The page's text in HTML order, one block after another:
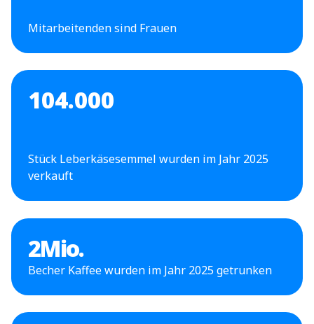
Mitarbeitenden sind Frauen
104.000
Stück Leberkäsesemmel wurden im Jahr 2025
verkauft
2Mio.
Becher Kaffee wurden im Jahr 2025 getrunken